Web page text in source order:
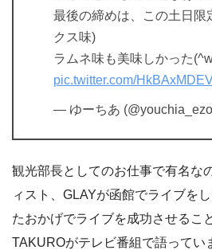
最後の締めは、この土日限
クス味)
ラムネ味も美味しかった
pic.twitter.com/
— ゆーちあ
観光部長としてのお仕事で有名な
ィスト、GLAYが函館でライブを
たおかげでライブを成功させるこ
TAKUROがテレビ番組で語ってい